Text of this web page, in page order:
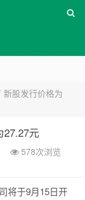
新股发行价格为
27.27元
578次浏览
将于9月15日开